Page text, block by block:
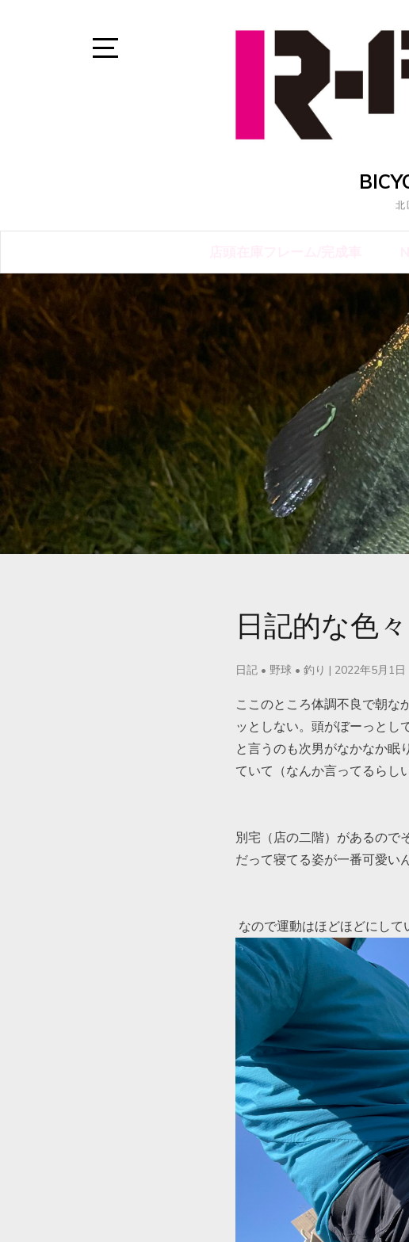
北
日記的な色々
日記 • 野球 • 釣り | 2022年5月1日
ここのところ体調不良で朝な
ッとしない。頭がぼーっとし
と言うのも次男がなかなか眠
ていて（なんか言ってるらし
別宅（店の二階）があるので
だって寝てる姿が一番可愛い
なので運動はほどほどにして